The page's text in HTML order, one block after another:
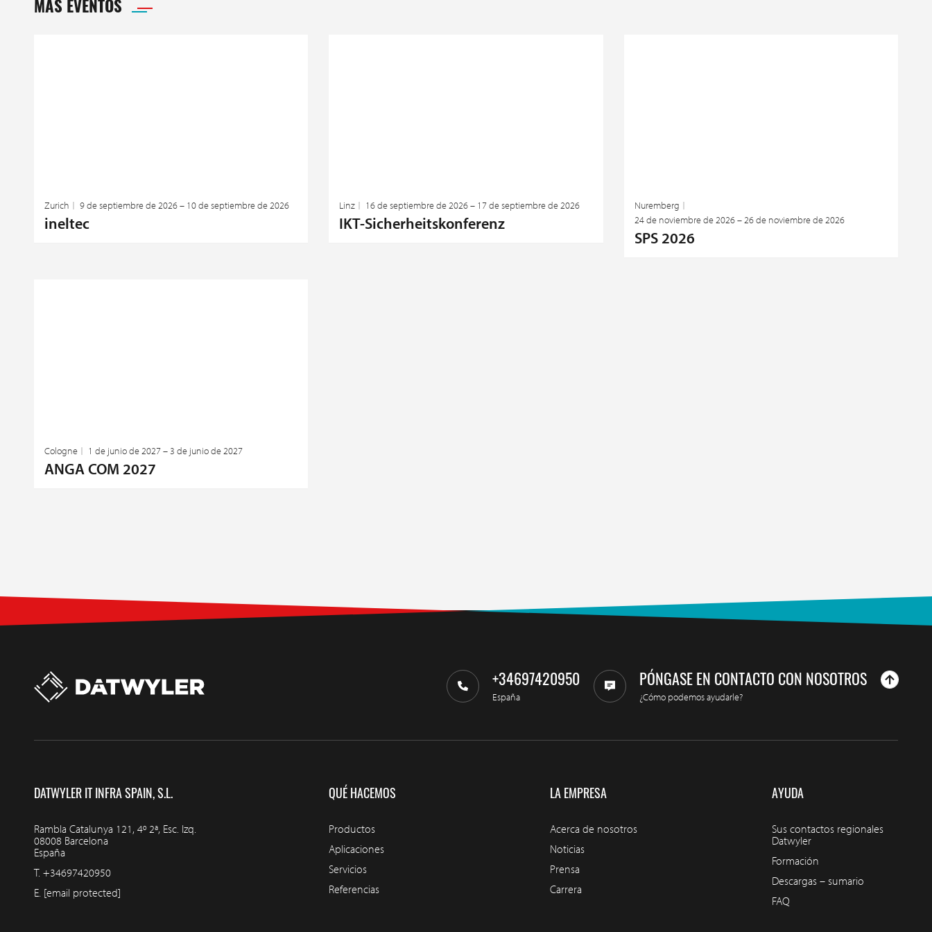
MÁS EVENTOS
Zurich 9 de septiembre de 2026 – 10 de septiembre de 2026
ineltec
Linz 16 de septiembre de 2026 – 17 de septiembre de 2026
IKT-Sicherheitskonferenz
Nuremberg
24 de noviembre de 2026 – 26 de noviembre de 2026
SPS 2026
Cologne 1 de junio de 2027 – 3 de junio de 2027
ANGA COM 2027
+34697420950
España
PÓNGASE EN CONTACTO CON NOSOTROS
¿Cómo podemos ayudarle?
DATWYLER IT INFRA SPAIN, S.L.
Rambla Catalunya 121, 4º 2ª, Esc. Izq.
08008 Barcelona
España
T. +34697420950
E. [email protected]
QUÉ HACEMOS
Productos
Aplicaciones
Servicios
Referencias
LA EMPRESA
Acerca de nosotros
Noticias
Prensa
Carrera
AYUDA
Sus contactos regionales
Datwyler
Formación
Descargas – sumario
FAQ